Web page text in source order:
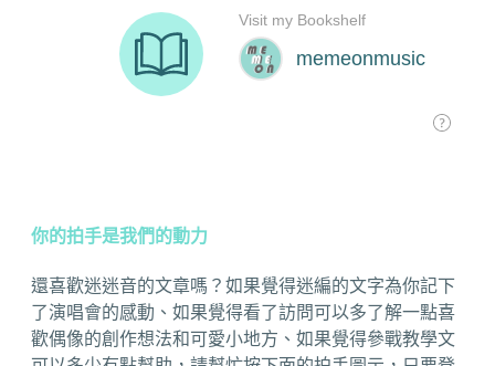
你的拍手是我們的動力
還喜歡迷迷音的文章嗎？如果覺得迷編的文字為你記下
了演唱會的感動、如果覺得看了訪問可以多了解一點喜
歡偶像的創作想法和可愛小地方、如果覺得參戰教學文